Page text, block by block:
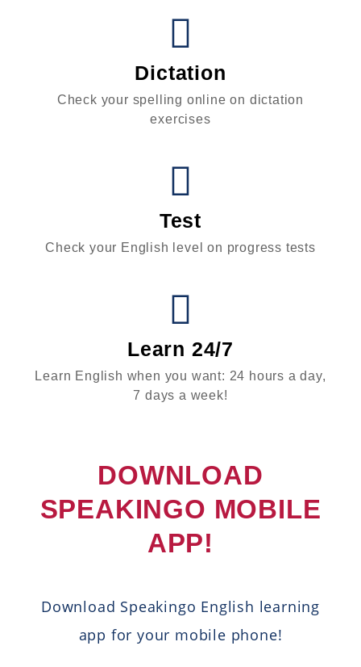
Dictation
Check your spelling online on dictation
exercises
Test
Check your English level on progress tests
Learn 24/7
Learn English when you want: 24 hours a day,
7 days a week!
DOWNLOAD
SPEAKINGO MOBILE
APP!
Download Speakingo English learning
app for your mobile phone!